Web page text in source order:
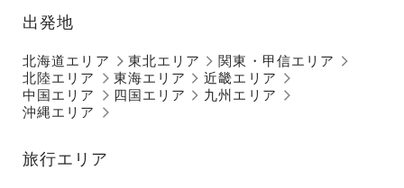
出発地
北海道エリア 東北エリア
関東・甲信エリア
北陸エリア
東海エリア
近畿エリア
中国エリア
四国エリア
九州エリア
沖縄エリア
旅行エリア